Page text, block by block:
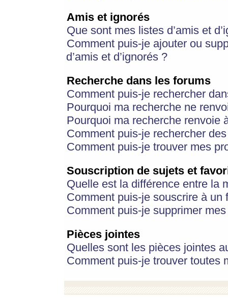
Amis et ignorés
Que sont mes listes d’amis et
Comment puis-je ajouter ou
d’amis et d’ignorés ?
Recherche dans les forums
Comment puis-je rechercher
Pourquoi ma recherche ne
Pourquoi ma recherche renvoie
Comment puis-je rechercher
Comment puis-je trouver mes
Souscription de sujets et
Quelle est la différence entre la
Comment puis-je souscrire à
Comment puis-je supprimer
Pièces jointes
Quelles sont les pièces jointes
Comment puis-je trouver toutes